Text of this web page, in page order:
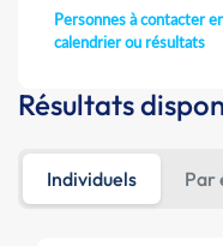
Personnes à contacter
calendrier ou résultats
Résultats
Individuels Par